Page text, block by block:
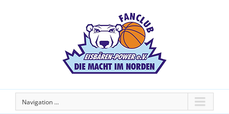
Navigation ...